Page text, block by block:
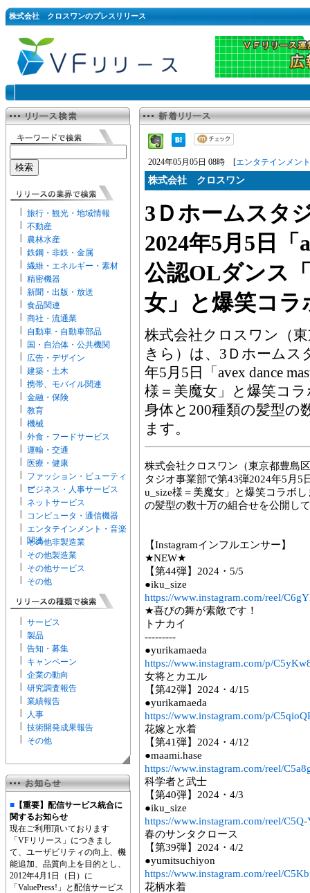
株式会社 クロスワンのプレスリリース
旅行・観光・地域情報
不動産
農林水産
鉄鋼・非鉄・金属
繊維・エネルギー・素材
精密機器
新聞・出版・放送
食品関連
商社・流通業
自動車・自動車部品
国・自治体・公共機関
広告・デザイン
建築・土木
携帯、モバイル関連
金融・保険
教育
機械
外食・フードサービス
運輸・交通
医療・健康
ファッション・ビューティ
ー
ビジネス・人事サービス
ネットサービス
コンピュータ・通信機器
エンタテインメント・音楽
関連
その他非製造業
その他製造業
その他サービス
その他
サービス
製品
告知・募集
キャンペーン
企業の動向
研究調査報告
業績報告
人事
技術開発成果報告
その他
■ 【重要】配信サービス統合に
関するお知らせ
現在ご利用頂いております
「VFリリース」につきまし
て、ユーザビリティの向上、機
能追加、品質向上を目的とし、
2012年4月1日（日）に
「ValuePress!」と配信サービス
2024年05月05日 08時 [エンタテインメン
株式会社 クロスワン
3Ｄホームスタ
2024年5月5日「
公認OLダンス
女」と爆笑コ
株式会社クロスワン（
きら）は、3Ｄホームス
年5月5日「avex dance
様＝美魔女」と爆笑コ
身体と200種類の髪型の
ます。
株式会社クロスワン（東京都豊島
タジオ事業部で第43弾2024年5月5
u_size様＝美魔女」と爆笑コラボ
の髪型の数十万の組合せを公開し
【Instagramインフルエンサー】
★NEW★
【第44弾】2024・5/5
●iku_size
https://www.instagram.com/reel/
★喜びの舞が素敵です！
トナカイ
---------
●yurikamaeda
https://www.instagram.com/p/
女将とカエル
【第42弾】2024・4/15
●yurikamaeda
https://www.instagram.com/p/
花嫁と水着
【第41弾】2024・4/12
●maami.hase
https://www.instagram.com/reel/
科学者と武士
【第40弾】2024・4/3
●iku_size
https://www.instagram.com/reel/
春のサンタクロース
【第39弾】2024・4/2
●yumitsuchiyon
https://www.instagram.com/reel/
花柄水着